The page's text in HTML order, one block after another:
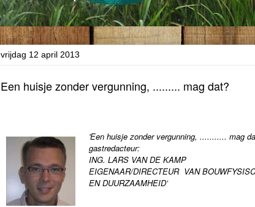
vrijdag 12 april 2013
Een huisje zonder vergunning, ......... mag dat?
'Een huisje zonder vergunning, ........... mag
gastredacteur:
ING. LARS VAN DE KAMP
EIGENAAR/DIRECTEUR VAN
EN DUURZAAMHEID’